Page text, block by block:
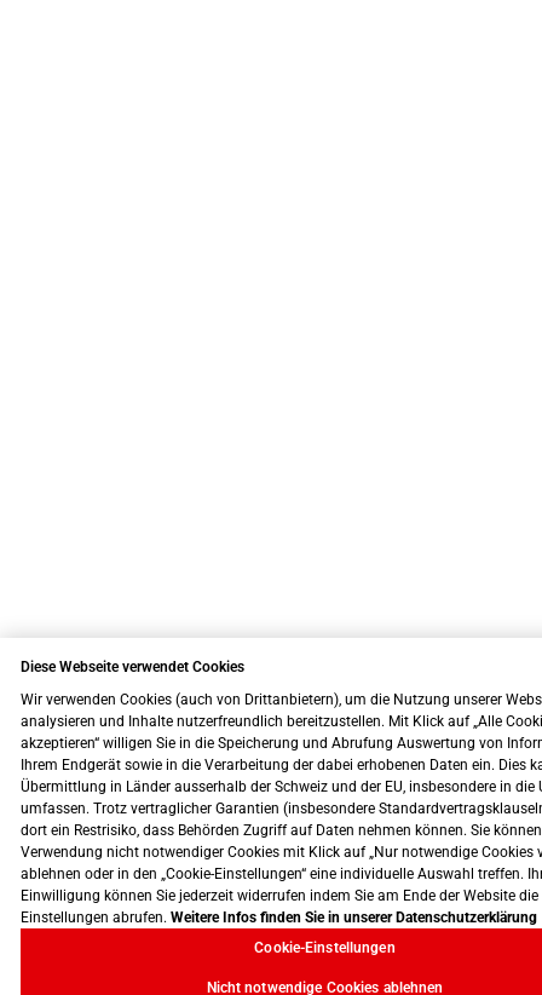
Diese Webseite verwendet Cookies
Wir verwenden Cookies (auch von Drittanbietern), um die Nutzung unserer
analysieren und Inhalte nutzerfreundlich bereitzustellen. Mit Klick auf „Alle
akzeptieren“ willigen Sie in die Speicherung und Abrufung Auswertung von
Ihrem Endgerät sowie in die Verarbeitung der dabei erhobenen Daten ein. Dies
Übermittlung in Länder ausserhalb der Schweiz und der EU, insbesondere in die
umfassen. Trotz vertraglicher Garantien (insbesondere
dort ein Restrisiko, dass Behörden Zugriff auf Daten nehmen können. Sie
Verwendung nicht notwendiger Cookies mit Klick auf „Nur notwendige Cookies
ablehnen oder in den „Cookie-Einstellungen“ eine individuelle Auswahl treffen.
Einwilligung können Sie jederzeit widerrufen indem Sie am Ende der Website die
Einstellungen abrufen. Weitere Infos finden Sie in unserer Datenschutzerklärung
Cookie-Einstellungen
Nicht notwendige Cookies ablehnen